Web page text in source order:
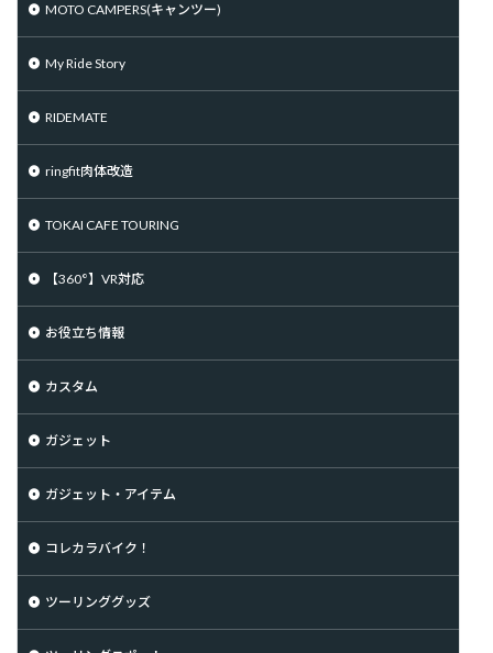
MOTO CAMPERS(キャンツー)
My Ride Story
RIDEMATE
ringfit肉体改造
TOKAI CAFE TOURING
【360°】VR対応
お役立ち情報
カスタム
ガジェット
ガジェット・アイテム
コレカラバイク！
ツーリンググッズ